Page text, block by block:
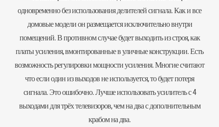
одновременно без использования делителей сигнала. Как и все
домовые модели он размещается исключительно внутри
помещений. В противном случае будет выходить из строя, как
платы усиления, вмонтированные в уличные конструкции. Есть
возможность регулировки мощности усиления. Многие считают
что если один из выходов не используется, то будет потеря
сигнала. Это ошибочно. Лучше использовать усилитель с 4
выходами для трёх телевизоров, чем на два с дополнительным
крабом на два.